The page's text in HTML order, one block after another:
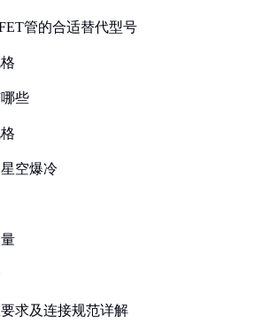
管的合适替代型号
些
空爆冷
求及连接规范详解